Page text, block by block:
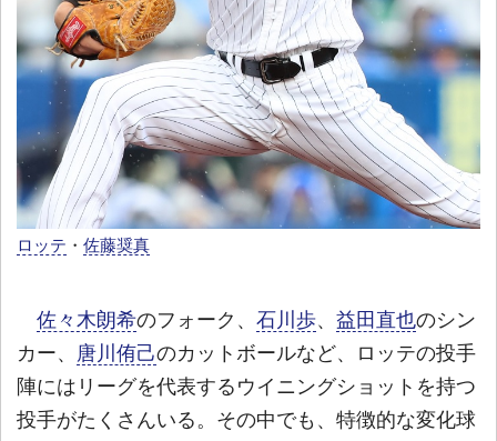
ロッテ ・ 佐藤奨真
佐々木朗希のフォーク、 石川歩、 益田直也のシン
カー、 唐川侑己のカットボールなど、ロッテの投手
陣にはリーグを代表するウイニングショットを持つ
投手がたくさんいる。その中でも、特徴的な変化球